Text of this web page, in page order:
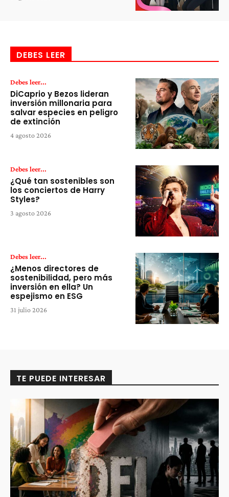
DEBES LEER
Debes leer...
DiCaprio y Bezos lideran
inversión millonaria para
salvar especies en peligro
de extinción
4 agosto 2026
Debes leer...
¿Qué tan sostenibles son
los conciertos de Harry
Styles?
3 agosto 2026
Debes leer...
¿Menos directores de
sostenibilidad, pero más
inversión en ella? Un
espejismo en ESG
31 julio 2026
TE PUEDE INTERESAR